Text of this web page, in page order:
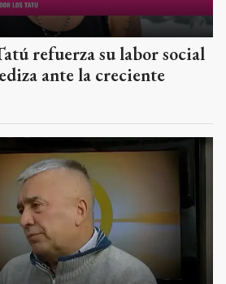
refuerza su labor social
ante la creciente